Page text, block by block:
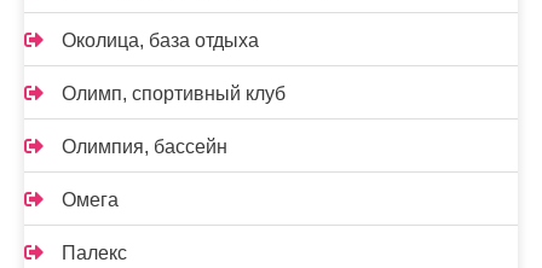
Околица, база отдыха
Олимп, спортивный клуб
Олимпия, бассейн
Омега
Палекс